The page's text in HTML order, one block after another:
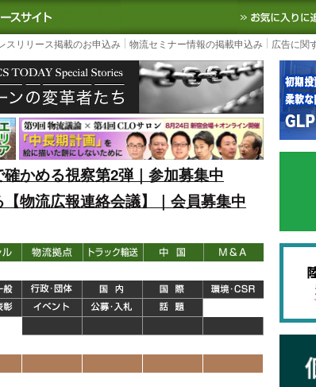
｜国内最大の物流ニュースサイト3PL, SCMなど国内外の最新の
スリリース掲載のお申込み 物流セミナー情報の掲載申込み 広告に関
かめる視察第2弾｜参加募集中
物流広報連絡会議】｜会員募集中